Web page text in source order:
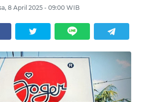
8 April 2025 - 09:00 WIB